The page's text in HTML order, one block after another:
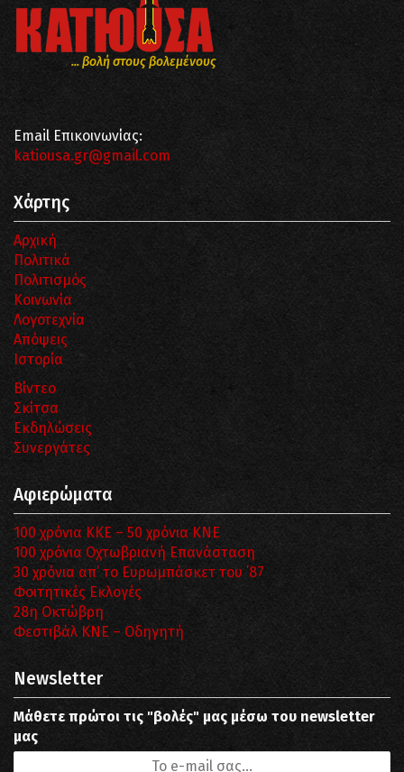
... βολή στους βολεμένους
Email Επικοινωνίας:
katiousa.gr@gmail.com
Χάρτης
Αρχική
Πολιτικά
Πολιτισμός
Κοινωνία
Λογοτεχνία
Απόψεις
Ιστορία
Βίντεο
Σκίτσα
Εκδηλώσεις
Συνεργάτες
Αφιερώματα
100 χρόνια ΚΚΕ – 50 χρόνια ΚΝΕ
100 χρόνια Οχτωβριανή Επανάσταση
30 χρόνια απ’ το Ευρωμπάσκετ του ΄87
Φοιτητικές Εκλογές
28η Οκτώβρη
Φεστιβάλ ΚΝΕ – Οδηγητή
Newsletter
Μάθετε πρώτοι τις "βολές" μας μέσω του newsletter
μας